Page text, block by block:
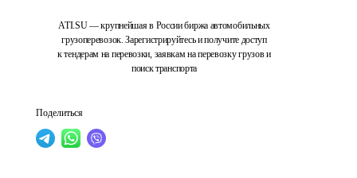
ATI.SU — крупнейшая в России биржа автомобильных
грузоперевозок. Зарегистрируйтесь и получите доступ
к тендерам на перевозки, заявкам на перевозку грузов и
поиск транспорта
Поделиться